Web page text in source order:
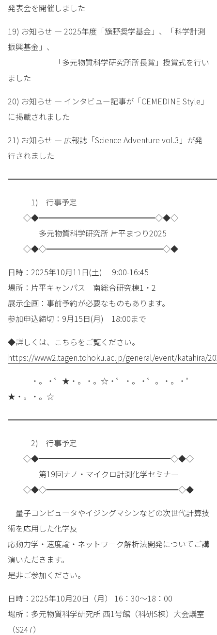
発表会を開催しました
19) お知らせ — 2025年度「籏野奨学基金」、「科学計測
振興基金」、
「多元物質科学研究所所長賞」授賞式を行い
ました
20) お知らせ — インタビュー記事が「CEMEDINE Style」
に掲載されました
21) お知らせ — 広報誌「Science Adventure vol.3」が発
行されました
1) 行事予定
◇◆━━━━━━━━━━━━━━━◇◆◇
多元物質科学研究所 片平まつり2025
◇◆◇━━━━━━━━━━━━━━━◇◆
日時：2025年10月11日(土) 9:00-16:45
場所：片平キャンパス 南総合研究棟1・2
展示企画：事前予約が必要なものもあります。
参加申込締切：9月15日(月) 18:00まで
◆詳しくは、こちらをご覧ください。
https://www2.tagen.tohoku.ac.jp/general/event/katahira/
・。・゜★・。・。☆・゜・。・゜。・。・゜
★・。・。☆
2) 行事予定
◇◆━━━━━━━━━━━━━━━━━◇◆◇
第19回ナノ・マイクロ計測化学セミナー
◇◆◇━━━━━━━━━━━━━━━━━◇◆
量子コンピュータやイジングマシンなどの次世代計算技
術を応用した化学反
応動力学・速度論・ネットワーク解析法開発についてご講
演いただきます。
是非ご参加ください。
日時：2025年10月20日（月） 16：30～18：00
場所：多元物質科学研究所 西1号館（科研S棟）大会議室
（S247）